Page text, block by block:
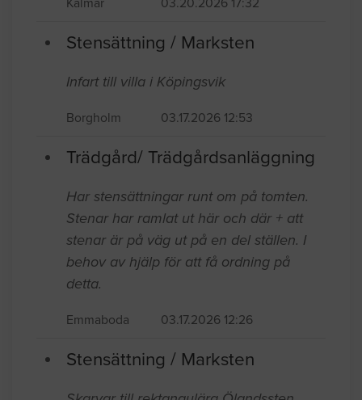
Kalmar 03.20.2026 17:32
Stensättning / Marksten
Infart till villa i Köpingsvik
Borgholm 03.17.2026 12:53
Trädgård/ Trädgårdsanläggning
Har stensättningar runt om på tomten.
Stenar har ramlat ut här och där + att
stenar är på väg ut på en del ställen. I
behov av hjälp för att få ordning på
detta.
Emmaboda 03.17.2026 12:26
Stensättning / Marksten